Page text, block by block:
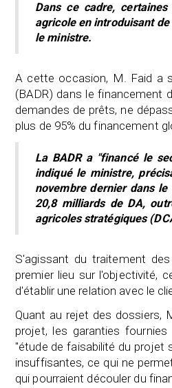
Dans ce cadre,
agricole en introduisant
le ministre.
A cette occasion, M. Faid a
(BADR) dans le financement
demandes de prêts, ne
plus de 95% du financement
La BADR a "financé le
indiqué le ministre,
novembre dernier dans
20,8 milliards de DA,
agricoles stratégiques
S'agissant du traitement
premier lieu sur l'objectivité,
d'établir une relation avec le
Quant au rejet des dossiers,
projet, les garanties
"étude de faisabilité du projet
insuffisantes, ce qui ne
qui pourraient découler du